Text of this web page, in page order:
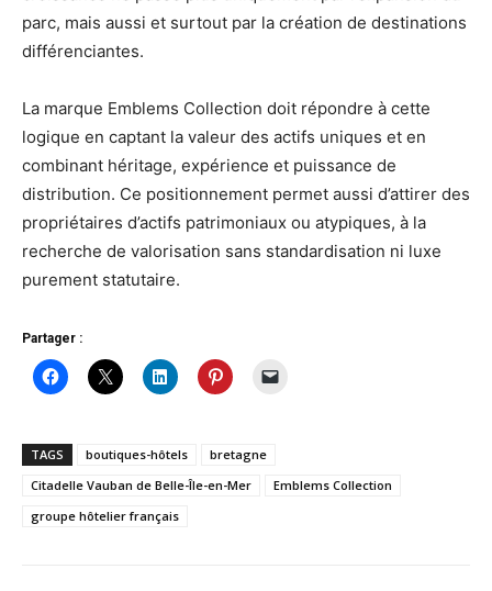
parc, mais aussi et surtout par la création de destinations
différenciantes.
La marque Emblems Collection doit répondre à cette
logique en captant la valeur des actifs uniques et en
combinant héritage, expérience et puissance de
distribution. Ce positionnement permet aussi d’attirer des
propriétaires d’actifs patrimoniaux ou atypiques, à la
recherche de valorisation sans standardisation ni luxe
purement statutaire.
Partager :
TAGS boutiques-hôtels
bretagne
Citadelle Vauban de Belle-Île-en-Mer
Emblems Collection
groupe hôtelier français